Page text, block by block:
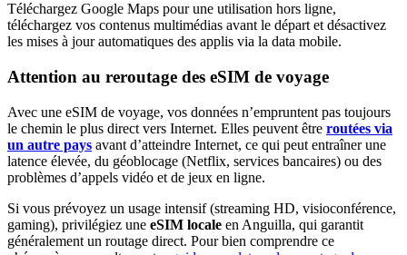
Téléchargez Google Maps pour une utilisation hors ligne,
téléchargez vos contenus multimédias avant le départ et désactivez
les mises à jour automatiques des applis via la data mobile.
Attention au reroutage des eSIM de voyage
Avec une eSIM de voyage, vos données n’empruntent pas toujours
le chemin le plus direct vers Internet. Elles peuvent être routées via
un autre pays avant d’atteindre Internet, ce qui peut entraîner une
latence élevée, du géoblocage (Netflix, services bancaires) ou des
problèmes d’appels vidéo et de jeux en ligne.
Si vous prévoyez un usage intensif (streaming HD, visioconférence,
gaming), privilégiez une eSIM locale en Anguilla, qui garantit
généralement un routage direct. Pour bien comprendre ce